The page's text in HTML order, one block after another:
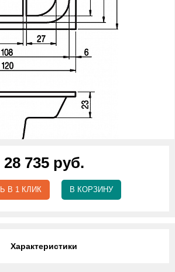
28 735 руб.
В 1 КЛИК В КОРЗИНУ
Характеристики